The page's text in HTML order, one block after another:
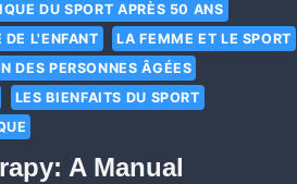
DU SPORT APRÈS 50 ANS
DE L'ENFANT
LA FEMME ET LE SPORT
DES PERSONNES ÂGÉES
LES BIENFAITS DU SPORT
A Manual